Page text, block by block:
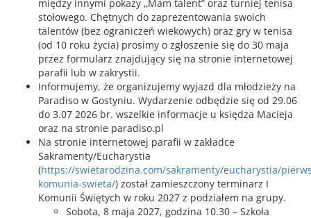
między innymi pokazy „Mam talent” oraz turniej tenisa
stołowego. Chętnych do zaprezentowania swoich
talentów (bez ograniczeń wiekowych) oraz gry w tenisa
(od 10 roku życia) prosimy o zgłoszenie się do 30 maja
przez formularz znajdujący się na stronie internetowej
parafii lub w zakrystii.
Informujemy, że organizujemy wyjazd dla młodzieży na
Paradiso w Gostyniu. Wydarzenie odbędzie się od 29.06
do 3.07 2026 br. wszelkie informacje u księdza Macieja
oraz na stronie paradiso.pl
Na stronie internetowej parafii w zakładce
Sakramenty/Eucharystia
(https://swietarodzina.com/sakramenty/eucharystia/
komunia-swieta/) został zamieszczony terminarz I
Komunii Świętych w roku 2027 z podziałem na grupy.
Sobota, 8 maja 2027, godzina 10.30 – Szkoła